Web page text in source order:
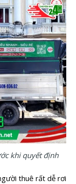
khi quyết định
thuê rất dễ rơi